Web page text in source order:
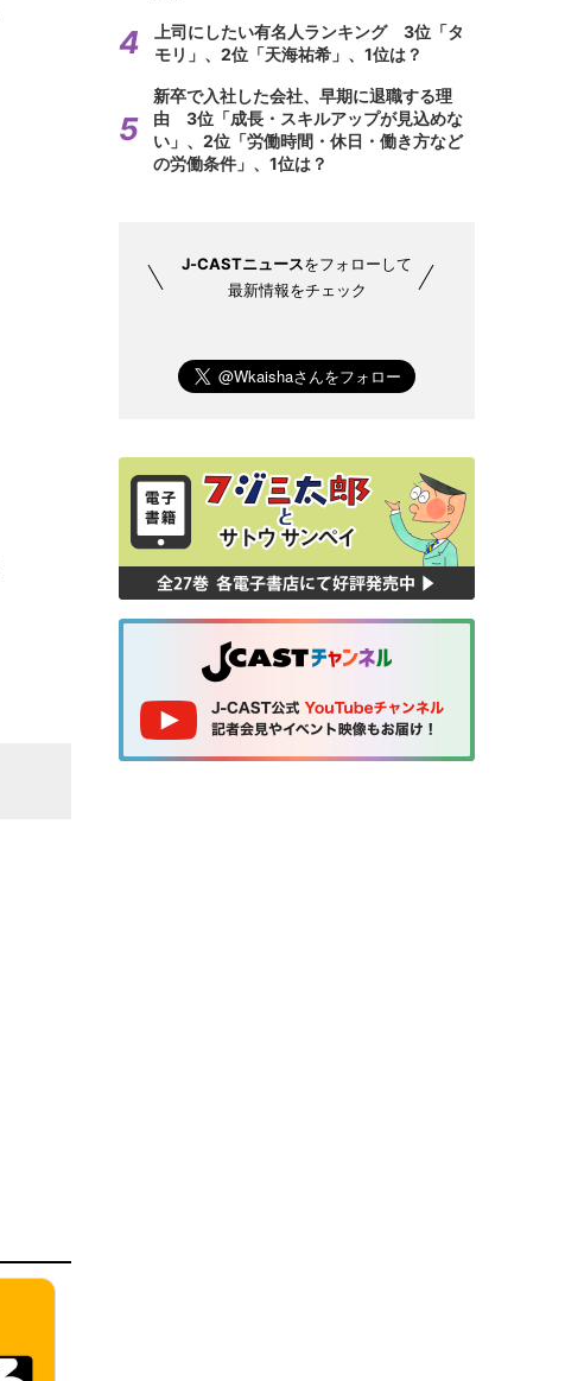
上司にしたい有名人ランキング 3位「タ
モリ」、2位「天海祐希」、1位は？
新卒で入社した会社、早期に退職する理
由 3位「成長・スキルアップが見込めな
い」、2位「労働時間・休日・働き方など
の労働条件」、1位は？
J-CASTニュースをフォローして
最新情報をチェック